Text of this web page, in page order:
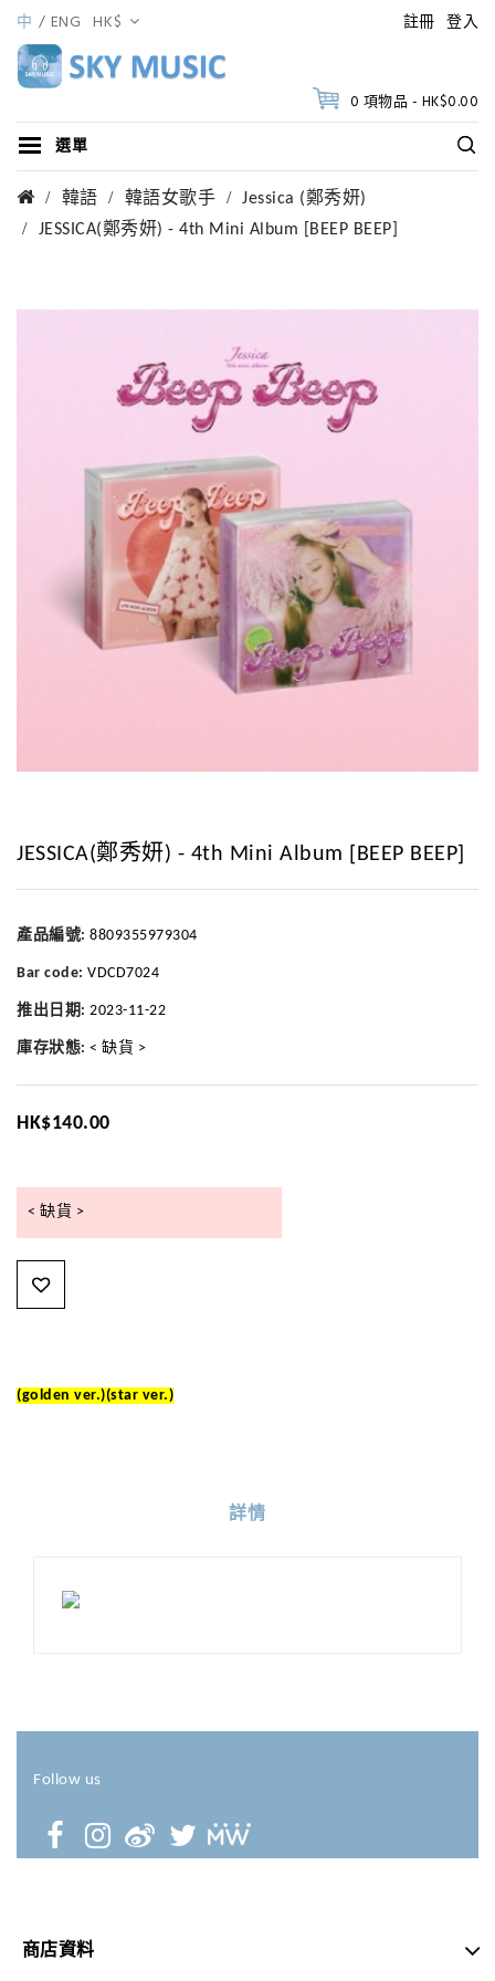
註冊 登入
中 ENG HK$
0 項物品 - HK$0.00
選單
韓語 韓語女歌手
Jessica (鄭秀妍)
JESSICA(鄭秀妍) - 4th Mini Album [BEEP BEEP]
JESSICA(鄭秀妍) - 4th Mini Album [BEEP BEEP]
產品編號: 8809355979304
Bar code: VDCD7024
推出日期: 2023-11-22
庫存狀態: < 缺貨 >
HK$140.00
< 缺貨 >
(golden ver.)(star ver.)
詳情
Follow us
商店資料